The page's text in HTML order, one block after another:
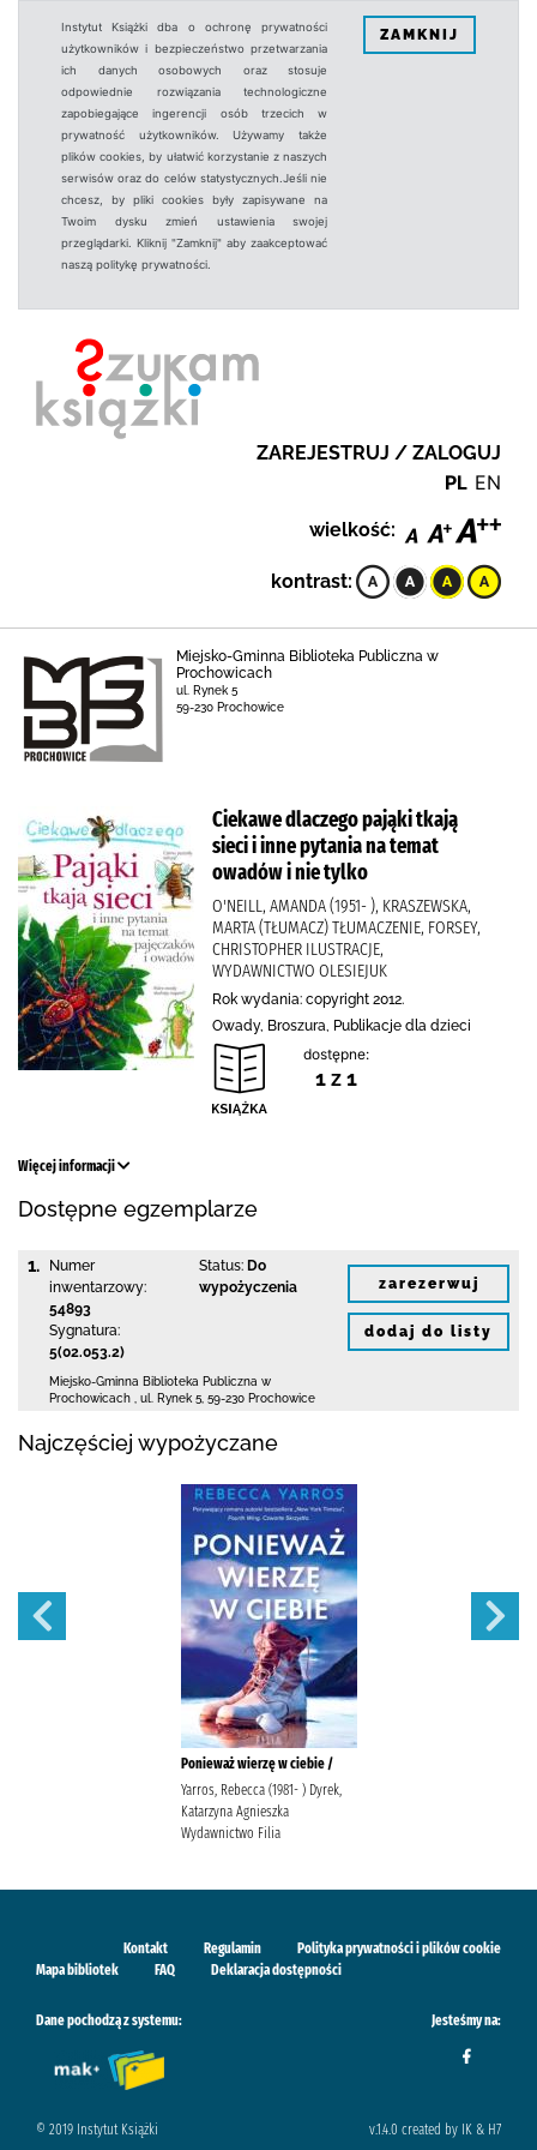
Instytut Książki dba o ochronę prywatności
użytkowników i bezpieczeństwo przetwarzania
ich danych osobowych oraz stosuje
odpowiednie rozwiązania technologiczne
zapobiegające ingerencji osób trzecich w
prywatność użytkowników. Używamy także
plików cookies, by ułatwić korzystanie z naszych
serwisów oraz do celów statystycznych.Jeśli nie
chcesz, by pliki cookies były zapisywane na
Twoim dysku zmień ustawienia swojej
przeglądarki. Kliknij "Zamknij" aby zaakceptować
naszą politykę prywatności.
ZAMKNIJ
ZAREJESTRUJ / ZALOGUJ
PL EN
wielkość:
kontrast:
Miejsko-Gminna Biblioteka Publiczna w
Prochowicach
ul. Rynek 5
59-230 Prochowice
Ciekawe dlaczego pająki tkają
sieci i inne pytania na temat
owadów i nie tylko
O'NEILL, AMANDA (1951- ), KRASZEWSKA,
MARTA (TŁUMACZ) TŁUMACZENIE, FORSEY,
CHRISTOPHER ILUSTRACJE,
WYDAWNICTWO OLESIEJUK
Rok wydania: copyright 2012.
Owady, Broszura, Publikacje dla dzieci
dostępne:
1 z 1
Więcej informacji
Dostępne egzemplarze
1.
Numer
inwentarzowy:
54893
Sygnatura:
5(02.053.2)
Status: Do
wypożyczenia
Miejsko-Gminna Biblioteka Publiczna w
Prochowicach
ul. Rynek 5 59-230 Prochowice
zarezerwuj
dodaj do listy
Najczęściej wypożyczane
Ponieważ wierzę w ciebie /
Yarros, Rebecca (1981- ) Dyrek,
Katarzyna Agnieszka
Wydawnictwo Filia
Kontakt Regulamin
Polityka prywatności i plików cookie
Mapa bibliotek
FAQ Deklaracja dostępności
Dane pochodzą z systemu: Jesteśmy na:
© 2019 Instytut Książki v.1.4.0 created by IK & H7